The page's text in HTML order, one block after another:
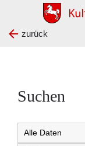
zurück
Suchen